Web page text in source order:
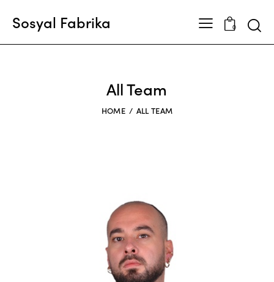
Sosyal Fabrika 0
All Team
HOME ALL TEAM